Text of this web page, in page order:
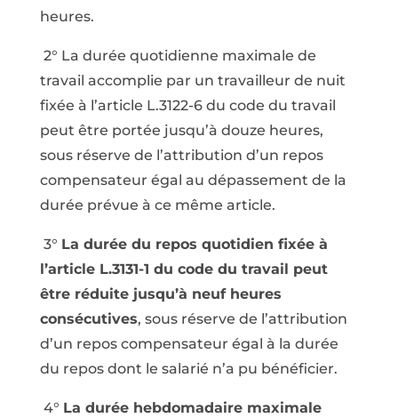
heures.
2° La durée quotidienne maximale de
travail accomplie par un travailleur de nuit
fixée à l’article L.3122-6 du code du travail
peut être portée jusqu’à douze heures,
sous réserve de l’attribution d’un repos
compensateur égal au dépassement de la
durée prévue à ce même article.
3° La durée du repos quotidien fixée à
l’article L.3131-1 du code du travail peut
être réduite jusqu’à neuf heures
consécutives, sous réserve de l’attribution
d’un repos compensateur égal à la durée
du repos dont le salarié n’a pu bénéficier.
4° La durée hebdomadaire maximale